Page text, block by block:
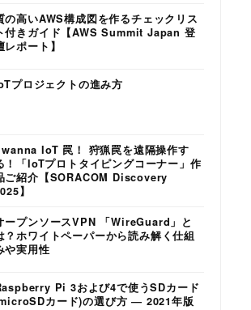
の高いAWS構成図を作るチェックリス
付きガイド【AWS Summit Japan 登
レポート】
プロジェクトの進み方
IoT 罠！ 狩猟罠を遠隔操作す
！「IoTプロトタイピングコーナー」作
ご紹介【SORACOM Discovery
】
ープンソースVPN 「WireGuard」と
？ホワイトペーパーから読み解く仕組
や実用性
Pi 3および4で使うSDカード
カード)の選び方 ― 2021年版